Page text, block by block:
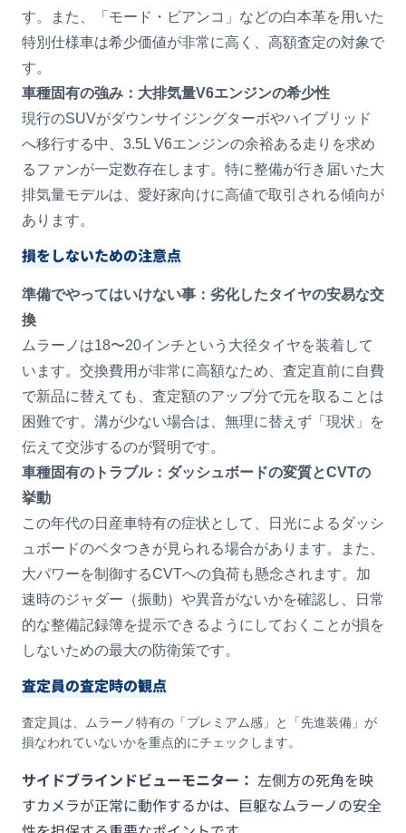
す。また、「モード・ビアンコ」などの白本革を用いた
特別仕様車は希少価値が非常に高く、高額査定の対象で
す。
車種固有の強み：大排気量V6エンジンの希少性
現行のSUVがダウンサイジングターボやハイブリッド
へ移行する中、3.5L V6エンジンの余裕ある走りを求め
るファンが一定数存在します。特に整備が行き届いた大
排気量モデルは、愛好家向けに高値で取引される傾向が
あります。
損をしないための注意点
準備でやってはいけない事：劣化したタイヤの安易な交
換
ムラーノは18〜20インチという大径タイヤを装着して
います。交換費用が非常に高額なため、査定直前に自費
で新品に替えても、査定額のアップ分で元を取ることは
困難です。溝が少ない場合は、無理に替えず「現状」を
伝えて交渉するのが賢明です。
車種固有のトラブル：ダッシュボードの変質とCVTの
挙動
この年代の日産車特有の症状として、日光によるダッシ
ュボードのベタつきが見られる場合があります。また、
大パワーを制御するCVTへの負荷も懸念されます。加
速時のジャダー（振動）や異音がないかを確認し、日常
的な整備記録簿を提示できるようにしておくことが損を
しないための最大の防衛策です。
査定員の査定時の観点
査定員は、ムラーノ特有の「プレミアム感」と「先進装備」が
損なわれていないかを重点的にチェックします。
サイドブラインドビューモニター： 左側方の死角を映
すカメラが正常に動作するかは、巨躯なムラーノの安全